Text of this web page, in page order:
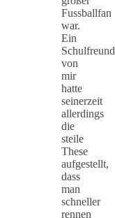
Fussballfan
war.
Ein
Schulfreund
von
mir
hatte
seinerzeit
allerdings
die
steile
These
aufgestellt,
dass
man
schneller
rennen